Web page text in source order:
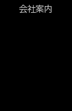
会社案内